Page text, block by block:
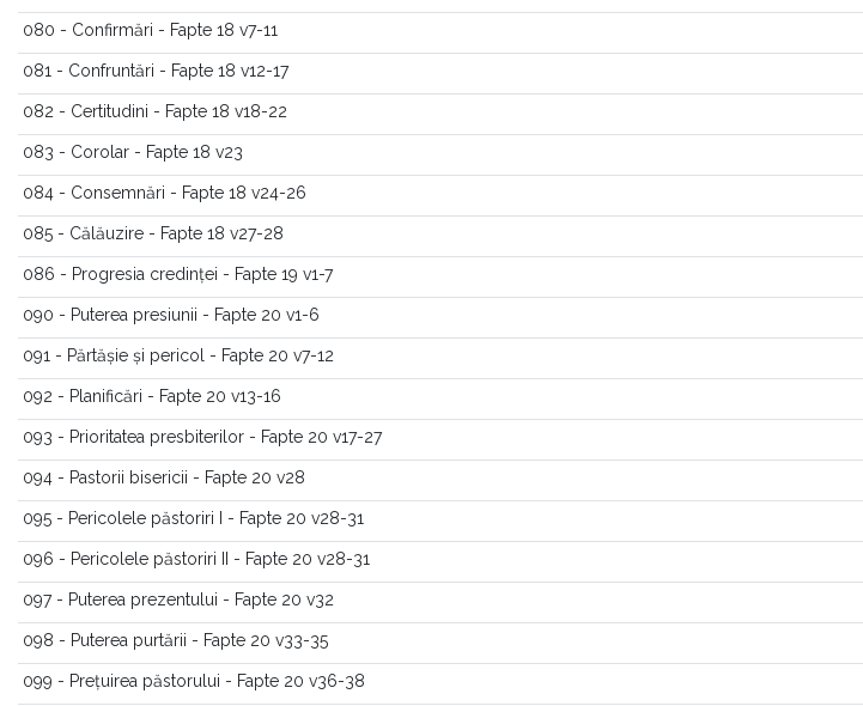
080 - Confirmări - Fapte 18 v7-11
081 - Confruntări - Fapte 18 v12-17
082 - Certitudini - Fapte 18 v18-22
083 - Corolar - Fapte 18 v23
084 - Consemnări - Fapte 18 v24-26
085 - Călăuzire - Fapte 18 v27-28
086 - Progresia credinței - Fapte 19 v1-7
090 - Puterea presiunii - Fapte 20 v1-6
091 - Părtășie și pericol - Fapte 20 v7-12
092 - Planificări - Fapte 20 v13-16
093 - Prioritatea presbiterilor - Fapte 20 v17-27
094 - Pastorii bisericii - Fapte 20 v28
095 - Pericolele păstoriri I - Fapte 20 v28-31
096 - Pericolele păstoriri II - Fapte 20 v28-31
097 - Puterea prezentului - Fapte 20 v32
098 - Puterea purtării - Fapte 20 v33-35
099 - Prețuirea păstorului - Fapte 20 v36-38